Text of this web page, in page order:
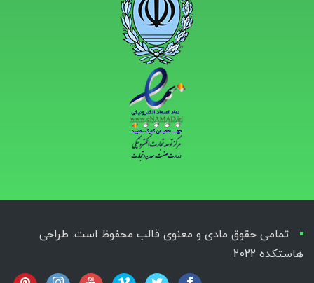
تمامی حقوق مادی و معنوی قالب محفوظ است. طراحی
هاستکده 2022